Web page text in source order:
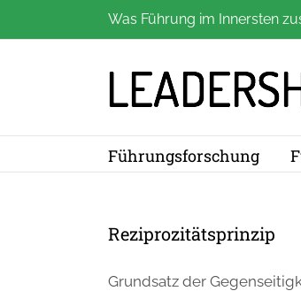
Inhalt
Was Führung im Innersten
Führungsforschung
Reziprozitätsprinzip
Grundsatz der